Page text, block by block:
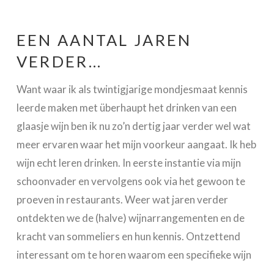
EEN AANTAL JAREN
VERDER…
Want waar ik als twintigjarige mondjesmaat kennis
leerde maken met überhaupt het drinken van een
glaasje wijn ben ik nu zo’n dertig jaar verder wel wat
meer ervaren waar het mijn voorkeur aangaat. Ik heb
wijn echt leren drinken. In eerste instantie via mijn
schoonvader en vervolgens ook via het gewoon te
proeven in restaurants. Weer wat jaren verder
ontdekten we de (halve) wijnarrangementen en de
kracht van sommeliers en hun kennis. Ontzettend
interessant om te horen waarom een specifieke wijn